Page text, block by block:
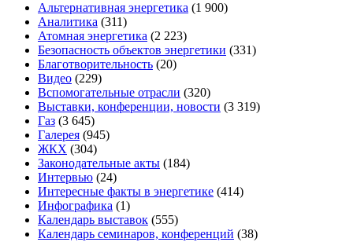
Альтернативная энергетика (1 900)
Аналитика (311)
Атомная энергетика (2 223)
Безопасность объектов энергетики (331)
Благотворительность (20)
Видео (229)
Вспомогательные отрасли (320)
Выставки, конференции, новости (3 319)
Газ (3 645)
Галерея (945)
ЖКХ (304)
Законодательные акты (184)
Интервью (24)
Интересные факты в энергетике (414)
Инфографика (1)
Календарь выставок (555)
Календарь семинаров, конференций (38)